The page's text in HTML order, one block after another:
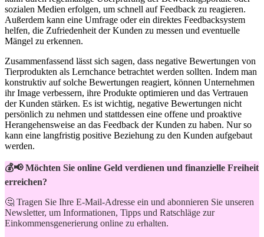
sozialen Medien ⁢erfolgen, um schnell auf Feedback ‍zu reagieren.⁢
Außerdem kann​ eine Umfrage oder ein direktes Feedbacksystem
helfen, die Zufriedenheit der Kunden‍ zu messen und eventuelle ​
Mängel zu ⁣erkennen.
Zusammenfassend lässt sich sagen, dass negative Bewertungen⁤ von
‍Tierprodukten als Lernchance betrachtet werden sollten. Indem man
konstruktiv auf solche Bewertungen reagiert, können Unternehmen‌
ihr Image ​verbessern, ihre Produkte optimieren und ⁤das ⁢Vertrauen
der Kunden stärken. Es ist wichtig, negative Bewertungen nicht⁣
persönlich⁢ zu nehmen und stattdessen eine offene und proaktive
Herangehensweise ‌an ⁢das Feedback der ‍Kunden zu haben.‌ Nur so
kann eine langfristig positive Beziehung‍ zu den Kunden aufgebaut‍
werden.
💰📢 Möchten Sie online Geld verdienen und finanzielle Freiheit
erreichen?
🤔 Tragen Sie Ihre E-Mail-Adresse ein und abonnieren Sie unseren
Newsletter, um Informationen, Tipps und Ratschläge zur
Einkommensgenerierung online zu erhalten.